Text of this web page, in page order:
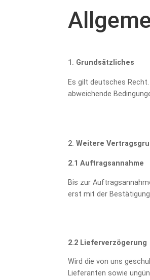
Grundsätzliches
Es gilt deutsches
abweichende
Weitere
2.1 Auftragsannahme
Bis zur
erst mit der
2.2 Lieferverzögerung
Wird die von uns
Lieferanten sowie